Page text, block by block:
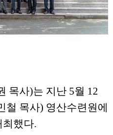
목사)는 지난 5월 12
철 목사) 영산수련원에
최했다.